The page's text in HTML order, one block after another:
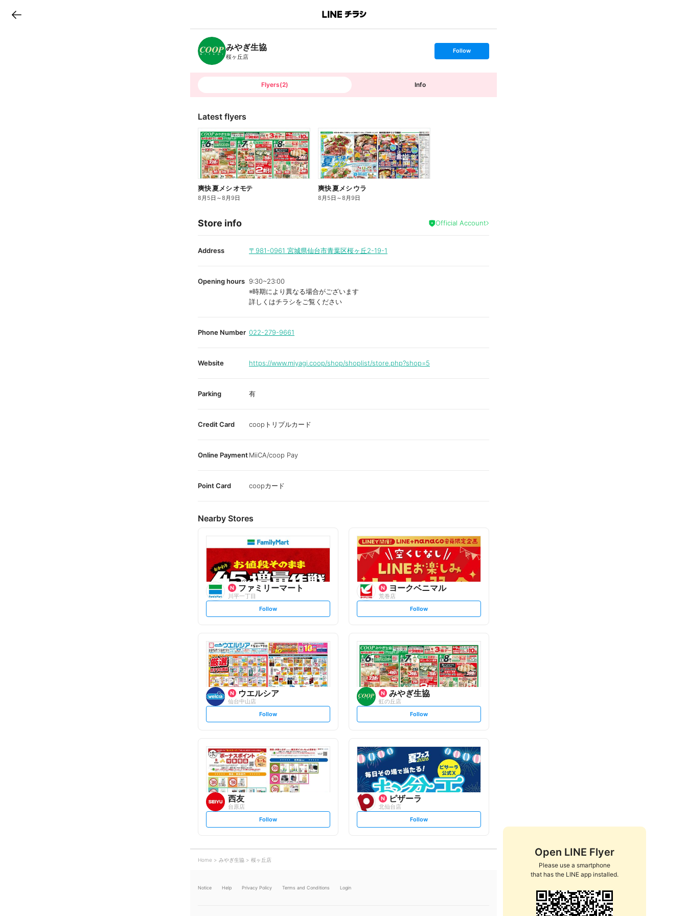
B
n
c
h
T
みやぎ生協
桜ヶ丘店
s
t
o
Follow
Flyers(2) Info
Latest flyers
爽快 夏メシ オモテ
8月5日 ～8月9日
爽快 夏メシ ウラ
8月5日 ～8月9日
Store info Official Account
Address 〒981-0961 宮城県仙台市青葉区桜ヶ丘2-19-1
Opening hours 9:30~23:00
※時期により異なる場合がございます
詳しくはチラシをご覧ください
Phone Number 022-279-9661
Website https://www.miyagi.coop/shop/shoplist/store.php?shop=5
Parking 有
Credit Card coopトリプルカード
Online PaymentMiiCA/coop Pay
Point Card coopカード
Nearby Stores
ファミリーマート
川平一丁目
s
t
l
o
w
Follow
ヨークベニマル
荒巻店
s
t
o
w
Follow
ウエルシア
仙台中山店
s
t
l
o
w
Follow
みやぎ生協
虹の丘店
s
t
l
o
w
Follow
西友
台原店
s
t
w
Follow
ピザーラ
北仙台店
s
t
Follow
Open LINE Flyer
Please use a smartphone
that has the LINE app installed.
Home みやぎ生協 桜ヶ丘店
Notice Help Privacy Policy Terms and Conditions Login